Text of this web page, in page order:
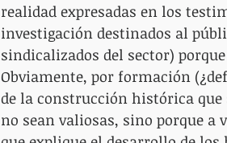
realidad expresadas en los
investigación destinados al
sindicalizados del sector)
Obviamente, por formación
de la construcción histórica
no sean valiosas, sino porque